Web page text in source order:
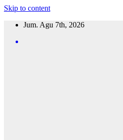
Skip to content
Jum. Agu 7th, 2026